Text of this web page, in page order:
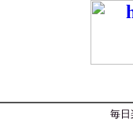
毎日